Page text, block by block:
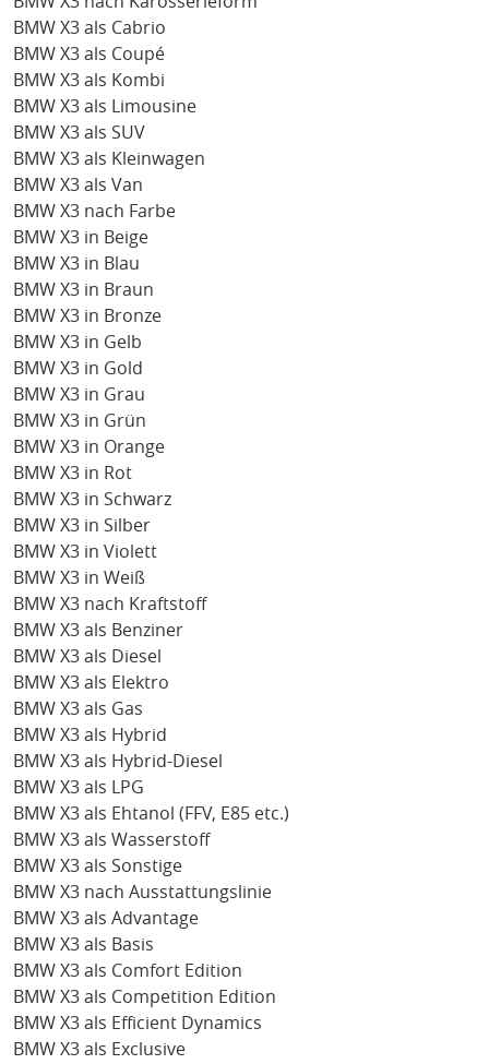
BMW X3 als Cabrio
BMW X3 als Coupé
BMW X3 als Kombi
BMW X3 als Limousine
BMW X3 als SUV
BMW X3 als Kleinwagen
BMW X3 als Van
BMW X3 nach Farbe
BMW X3 in Beige
BMW X3 in Blau
BMW X3 in Braun
BMW X3 in Bronze
BMW X3 in Gelb
BMW X3 in Gold
BMW X3 in Grau
BMW X3 in Grün
BMW X3 in Orange
BMW X3 in Rot
BMW X3 in Schwarz
BMW X3 in Silber
BMW X3 in Violett
BMW X3 in Weiß
BMW X3 nach Kraftstoff
BMW X3 als Benziner
BMW X3 als Diesel
BMW X3 als Elektro
BMW X3 als Gas
BMW X3 als Hybrid
BMW X3 als Hybrid-Diesel
BMW X3 als LPG
BMW X3 als Ehtanol (FFV, E85 etc.)
BMW X3 als Wasserstoff
BMW X3 als Sonstige
BMW X3 nach Ausstattungslinie
BMW X3 als Advantage
BMW X3 als Basis
BMW X3 als Comfort Edition
BMW X3 als Competition Edition
BMW X3 als Efficient Dynamics
BMW X3 als Exclusive